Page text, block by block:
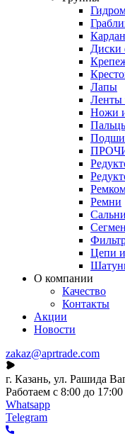
Диски
Лапы
Ленты
Ножи
Ремни
Цепи
О компании
Качество
Контакты
Акции
Новости
zakaz@aprtrade.com
г. Казань, ул. Рашида
Работаем с 8:00 до 17:00
Whatsapp
Telegram